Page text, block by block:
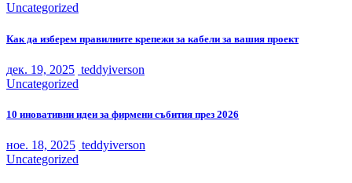
Uncategorized
Как да изберем правилните крепежи за кабели за вашия проект
дек. 19, 2025 teddyiverson
Uncategorized
10 иновативни идеи за фирмени събития през 2026
ное. 18, 2025 teddyiverson
Uncategorized